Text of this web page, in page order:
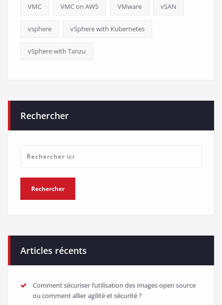
VMC VMC on AWS VMware vSAN
vsphere vSphere with Kubernetes
vSphere with Tanzu
Rechercher
Articles récents
Comment sécuriser l’utilisation des images open source
ou comment allier agilité et sécurité ?